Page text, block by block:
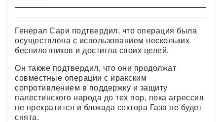
Генерал Сари подтвердил, что операция была
осуществлена с использованием нескольких
беспилотников и достигла своих целей.
Он также подтвердил, что они продолжат
совместные операции с иракским
сопротивлением в поддержку и защиту
палестинского народа до тех пор, пока агрессия
не прекратится и блокада сектора Газа не будет
снята.